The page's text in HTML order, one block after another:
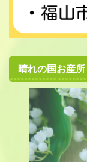
晴れの国お産所